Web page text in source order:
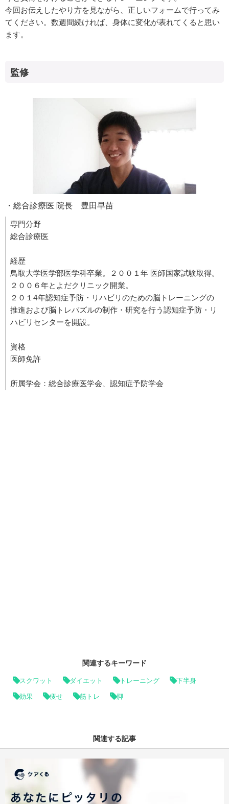
今回お伝えしたやり方を見ながら、正しいフォームで行ってみ
てください。数週間続ければ、身体に変化が表れてくると思い
ます。
監修
・総合診療医 院長 豊田早苗
専門分野
総合診療医
経歴
鳥取大学医学部医学科卒業。２００１年 医師国家試験取得。
２００６年とよだクリニック開業。
２０１4年認知症予防・リハビリのための脳トレーニングの
推進および脳トレパズルの制作・研究を行う認知症予防・リ
ハビリセンターを開設。
資格
医師免許
所属学会：総合診療医学会、認知症予防学会
関連するキーワード
スクワット ダイエット トレーニング 下半身
効果 痩せ 筋トレ 脚
関連する記事